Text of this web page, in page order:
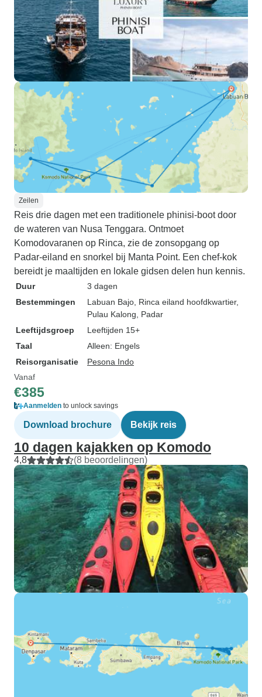
Zeilen
Reis drie dagen met een traditionele phinisi-boot door
de wateren van Nusa Tenggara. Ontmoet
Komodovaranen op Rinca, zie de zonsopgang op
Padar-eiland en snorkel bij Manta Point. Een chef-kok
bereidt je maaltijden en lokale gidsen delen hun kennis.
Duur
3 dagen
Bestemmingen
Labuan Bajo , Rinca eiland hoofdkwartier,
Pulau Kalong , Padar
Leeftijdsgroep
Leeftijden 15+
Taal
Alleen: Engels
Reisorganisatie
Pesona Indo
Vanaf
€385
Aanmelden to unlock savings
Download brochure Bekijk reis
10 dagen kajakken op Komodo
4,8 (8 beoordelingen)